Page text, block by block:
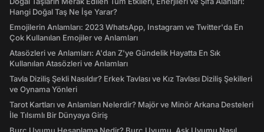
Hangi Doğal Taş Ne İşe Yarar?
Emojilerin Anlamları: 2023 WhatsApp, Instagram ve Twitter'da En
Çok Kullanılan Emojiler ve Anlamları
Atasözleri ve Anlamları: A'dan Z'ye Gündelik Hayatta En Sık
Kullanılan Atasözleri ve Anlamları
Tavla Diziliş Şekli Nasıldır? Erkek Tavlası ve Kız Tavlası Diziliş Şekilleri
ve Oynama Yönleri
Tarot Kartları ve Anlamları Nelerdir? Majör ve Minör Arkana Desteleri
İle Tılsımlı Bir Dünyaya Giriş